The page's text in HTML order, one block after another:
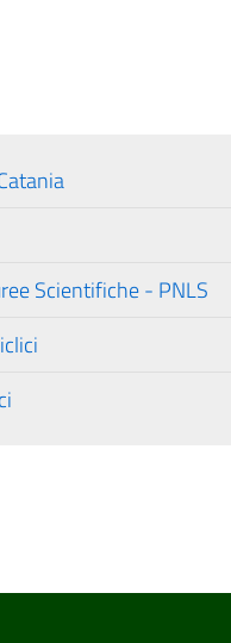
Scientifiche - PNLS